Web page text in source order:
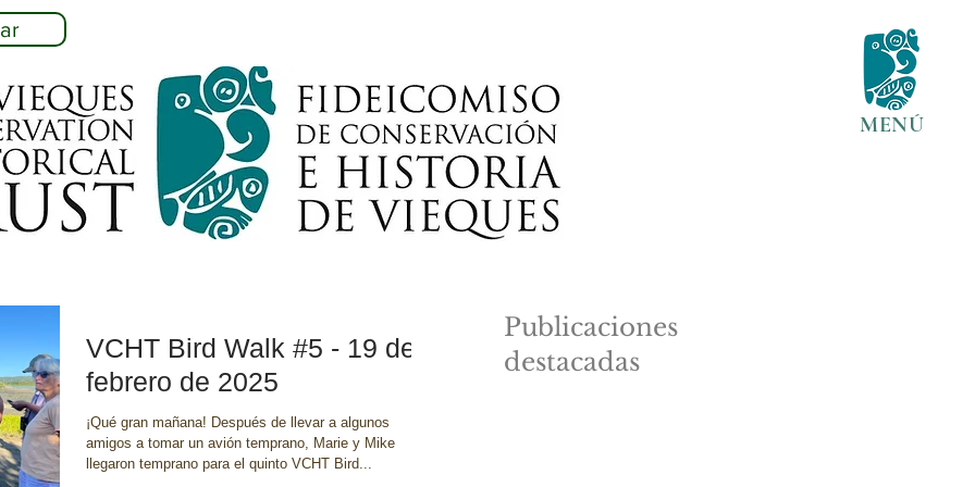
MENÚ
VCHT Bird Walk #5 - 19 de
febrero de 2025
¡Qué gran mañana! Después de llevar a algunos
amigos a tomar un avión temprano, Marie y Mike
llegaron temprano para el quinto VCHT Bird...
Publicaciones
destacadas